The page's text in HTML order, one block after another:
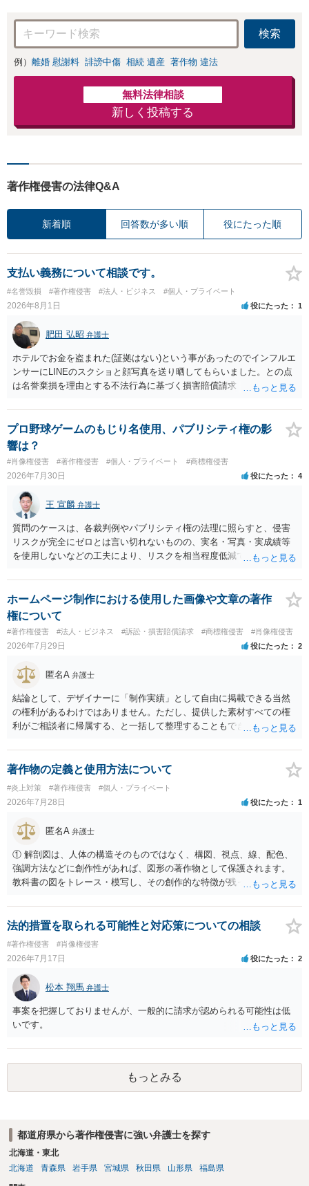
検索
例） 離婚 慰謝料 誹謗中傷 相続 遺産 著作物 違法
無料法律相談
新しく投稿する
著作権侵害の法律Q&A
新着順 回答数が多い順 役にたった順
支払い義務について相談です。
#名誉毀損 #著作権侵害 #法人・ビジネス #個人・プライベート
2026年8月1日 役にたった 1
肥田 弘昭 弁護士
ホテルでお金を盗まれた(証拠はない)という事があったのでインフルエ
ンサーにLINEのスクショと顔写真を送り晒してもらいました。との点
は名誉棄損を理由とする不法行為に基づく損害賠償請求（共同不法行
その人が会社を経営しているようで仕事が飛んだとのことでその分の
賠償金と8人分の従業員の年間利益を請求すると言われています。」で
の計算がすべて損害とならないかと思いますので、損害額で争っても
良いかと思います。ご参考にしてください。
プロ野球ゲームのもじり名使用、パブリシティ権の影
響は？
#肖像権侵害 #著作権侵害 #個人・プライベート #商標権侵害
2026年7月30日 役にたった 4
王 宣麟 弁護士
質問のケースは、各裁判例やパブリシティ権の法理に照らすと、侵害
リスクが完全にゼロとは言い切れないものの、実名・写真・実成績等
を使用しないなどの工夫により、リスクを相当程度低減できる設計に
推測できる」という点は、裁判で争われた場合に「専ら顧客吸引力の
利用を目的とする」と判断される余地を残すため、一定の注意が必要
です。 また、広告収益の有無は、侵害判断に一定の影響を与える可能
性がありますが、決定的要因ではありません。 パブリシティ権侵害の
成否は、主に「専ら顧客吸引力の利用を目的とするか」という点で判
断されます。広告収益があることは「商業的目的」を強く示す要素で
すが、それだけで直ちに侵害となるわけではありません。完全無償・
非営利であれば「表現の自由」「創作物」としての側面が強く評価さ
れる可能性があります。一方、広告収益がある場合は「商業利用」と
しての色彩が強まり、リスクが高まる可能性があります。 公開前に変
更・確認しておく事項については、公開の場でアドバイスするにも限
界があるかと思うので、資料等を持参の上、弁護士に相談されること
も一つかと存じます。
ホームページ制作における使用した画像や文章の著作
権について
#著作権侵害 #法人・ビジネス #訴訟・損害賠償請求 #商標権侵害 #肖像権侵害
2026年7月29日 役にたった 2
匿名A 弁護士
結論として、デザイナーに「制作実績」として自由に掲載できる当然
の権利があるわけではありません。ただし、提供した素材すべての権
利がご相談者に帰属する、と一括して整理することもできません。 ご
身が著作権者です。 他方、ブランド名、文字主体のロゴ、商品情報、
短いキャッチコピー、販売コンセプトなどは、通常、著作物には当た
りません。ただし、ロゴに独自の図形やイラスト等が含まれる場合に
は、その表現部分が著作物となる可能性があります。 また、人物写真
の著作権は撮影者に、肖像に関する権利は被写体本人に帰属します
（著作権法2条・17条）。 ウェブサイト全体に当然に著作権が生じる
わけではありません。デザイナーが独自に制作したイラストやバナー
等は別として、一般的なレイアウトや配色、依頼者から提供された素
材を希望に沿って配置した部分には、通常、著作物性は認められにく
いと考えられます。仮に具体的な画面構成の一部に創作性が認められ
ても、その権利は当該部分に限られ、ご相談者の写真や文章等を制作
実績として掲載する権限まで当然に生じるものではありません。 もっ
とも、契約書がなくても、見積書、メール、利用規約等に実績掲載へ
の同意があれば別です。また、単に制作を担当した事実を記載した
り、公開中のサイトへリンクしたりする行為まで当然に禁止できると
は限りません。 人物写真については、通常のSNSへの無断掲載と同
様、掲載目的、態様、必要性、本人の特定可能性等から判断されま
す。営業目的であり、本人も掲載を拒否していることは、違法性を認
める方向の事情となりますが、自動的に肖像権侵害となるわけではあ
りません。 まず、見積書、メール、チャット、デザイナーの利用規約
を確認したうえで、「提供素材及びこれを含む画面の複製・SNS掲載
著作物の定義と使用方法について
#炎上対策 #著作権侵害 #個人・プライベート
2026年7月28日 役にたった 1
匿名A 弁護士
① 解剖図は、人体の構造そのものではなく、構図、視点、線、配色、
強調方法などに創作性があれば、図形の著作物として保護されます。
教科書の図をトレース・模写し、その創作的な特徴が残っていれば、
も、SNSへの公開は私的使用には当たりません。 ② 出典を記載するだ
けでは、適法な引用にはなりません。自分の説明や批評が主で、図が
れ、必要な範囲に限られていることなどが必要です。勉強ノートの教
材として図そのものを中心的に掲載する場合、引用と認められにくい
でしょう。 文章についても、単に所々表現を変えただけで適法になる
とは限りません。医学上の事実を理解したうえで、ご自身の表現と構
成でまとめる必要があります。 安全にSNSで公開するには、教科書の
図をトレース・模写した部分は掲載せず、人体の構造という事実を基
に、自分で構図や表現を工夫して作図する方法が考えられます。ま
た、改変・SNS掲載が認められたオープンライセンス素材を、利用条
件に従って使う方法もあります。トレースした図を残したい場合は、
自分だけの学習用にとどめるのが安全です。
法的措置を取られる可能性と対応策についての相談
#著作権侵害 #肖像権侵害
2026年7月17日 役にたった 2
松本 翔馬 弁護士
事案を把握しておりませんが、一般的に請求が認められる可能性は低
いです。
もっとみる
都道府県から著作権侵害に強い弁護士を探す
北海道・東北
北海道
青森県 岩手県 宮城県 秋田県 山形県 福島県